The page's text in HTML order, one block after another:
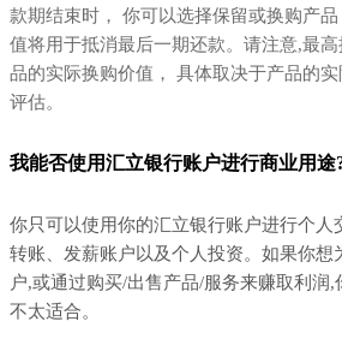
款期结束时， 你可以选择保留或换购产
值将用于抵消最后一期还款。请注意,最
品的实际换购价值， 具体取决于产品的
评估。
我能否使用汇立银行账户进行商业用途
你只可以使用你的汇立银行账户进行个人
转账、发薪账户以及个人投资。如果你想
户,或通过购买/出售产品/服务来赚取利润
不太适合。